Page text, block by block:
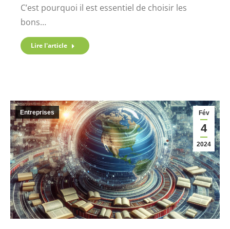
C’est pourquoi il est essentiel de choisir les
bons…
Lire l'article
Fév
4
2024
Entreprises